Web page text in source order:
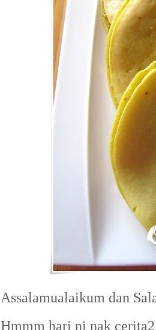
Assalamualaikum dan
Hmmm hari ni nak